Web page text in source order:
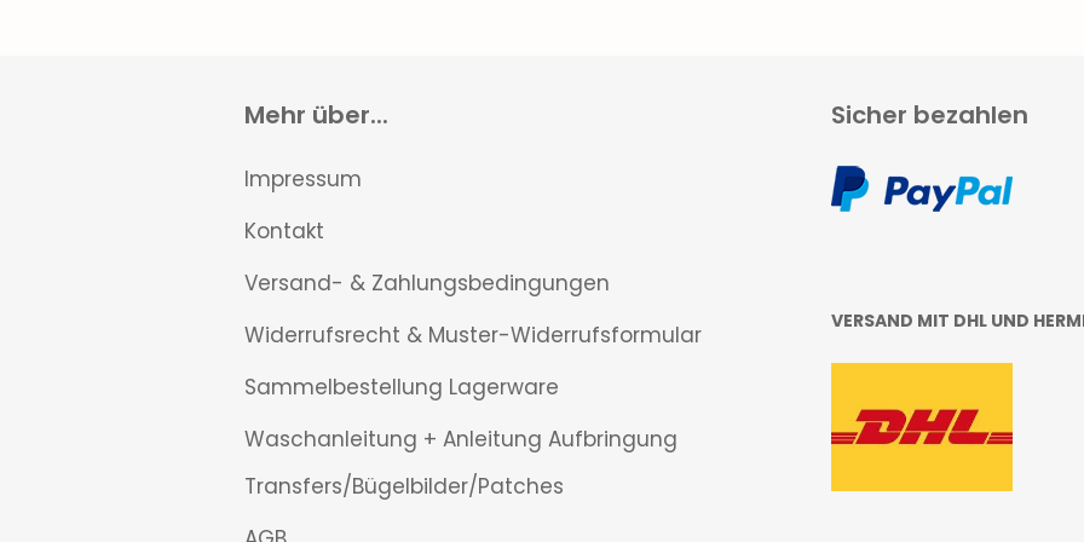
Mehr über...
Impressum
Kontakt
Versand- & Zahlungsbedingungen
Widerrufsrecht & Muster-Widerrufsformular
Sammelbestellung Lagerware
Waschanleitung + Anleitung Aufbringung
Transfers/Bügelbilder/Patches
Sicher bezahlen
VERSAND MIT DHL UND